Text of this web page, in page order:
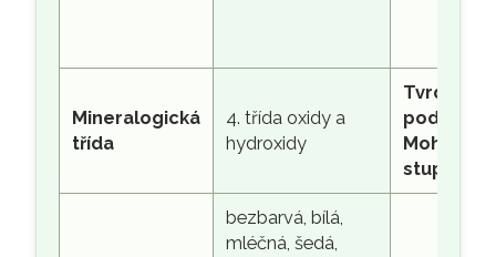
Mineralogická
třída
4. třída oxidy a
hydroxidy
Tvrdost
podle
Mohsovy
stupnice
bezbarvá, bílá,
mléčná, šedá,